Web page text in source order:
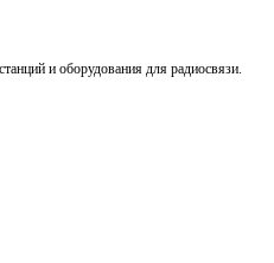
и оборудования для радиосвязи.